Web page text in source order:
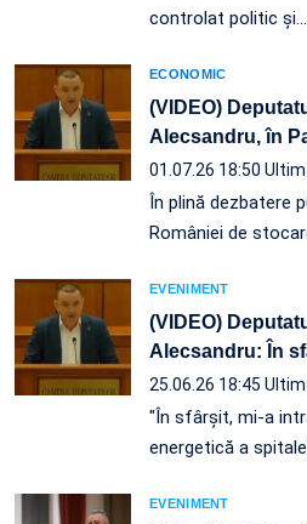
controlat politic și…
ECONOMIC
(VIDEO)
Alecsandru, în
01.07.26 18:50
În plină dezbatere
României de
EVENIMENT
(VIDEO)
Alecsandru: În
25.06.26 18:45
"În sfârșit, mi-a
energetică a
EVENIMENT